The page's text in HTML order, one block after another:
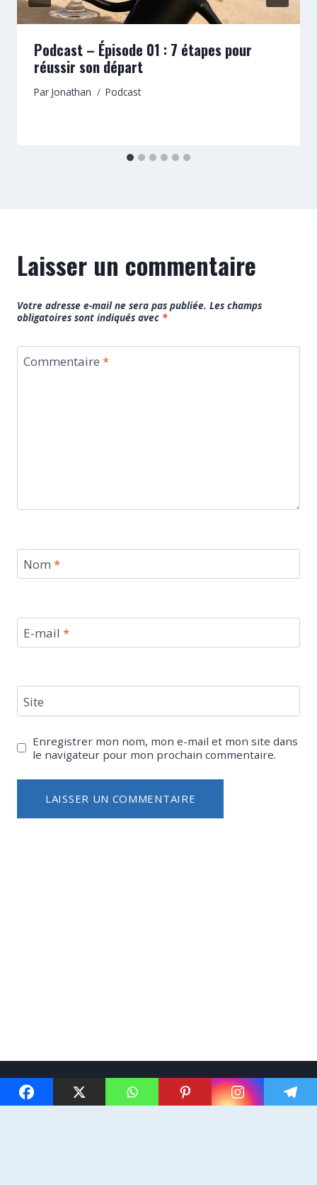
Podcast – Épisode 01 : 7 étapes pour
réussir son départ
Par Jonathan Podcast
Laisser un commentaire
Votre adresse e-mail ne sera pas publiée. Les champs
obligatoires sont indiqués avec *
Commentaire *
Nom *
E-mail *
Site
Enregistrer mon nom, mon e-mail et mon site dans
le navigateur pour mon prochain commentaire.
© 2026 Changer de vie et voyager